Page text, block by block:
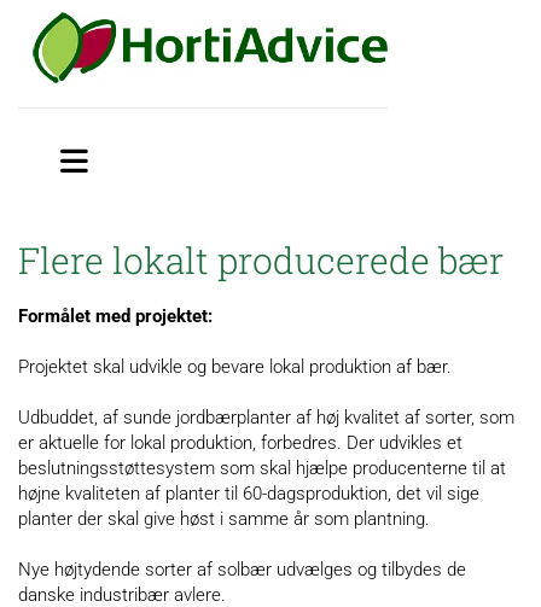
Flere lokalt producerede bær
Formålet med projektet:
Projektet skal udvikle og bevare lokal produktion af bær.
Udbuddet, af sunde jordbærplanter af høj kvalitet af sorter, som
er aktuelle for lokal produktion, forbedres. Der udvikles et
beslutningsstøttesystem som skal hjælpe producenterne til at
højne kvaliteten af planter til 60-dagsproduktion, det vil sige
planter der skal give høst i samme år som plantning.
Nye højtydende sorter af solbær udvælges og tilbydes de
danske industribær avlere.